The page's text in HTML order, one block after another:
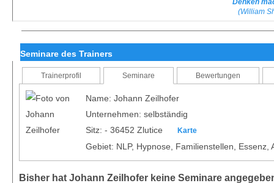
Denken
(William
Seminare des Trainers
Trainerprofil Seminare Bewertungen
Name: Johann Zeilhofer
Unternehmen: selbständig
Sitz: - 36452 Zlutice
Karte
Gebiet: NLP, Hypnose, Familienstellen, Essenz,
Bisher hat Johann Zeilhofer keine Seminare